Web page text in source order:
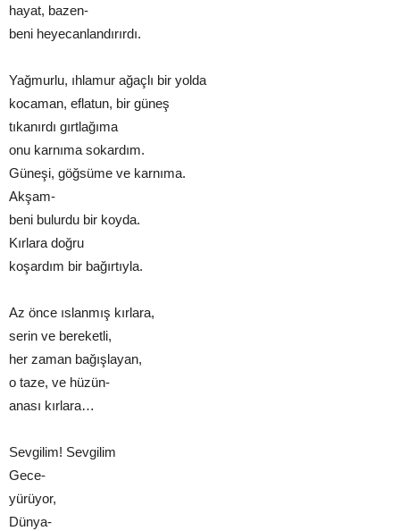
hayat, bazen-
beni heyecanlandırırdı.
Yağmurlu, ıhlamur ağaçlı bir yolda
kocaman, eflatun, bir güneş
tıkanırdı gırtlağıma
onu karnıma sokardım.
Güneşi, göğsüme ve karnıma.
Akşam-
beni bulurdu bir koyda.
Kırlara doğru
koşardım bir bağırtıyla.
Az önce ıslanmış kırlara,
serin ve bereketli,
her zaman bağışlayan,
o taze, ve hüzün-
anası kırlara…
Sevgilim! Sevgilim
Gece-
yürüyor,
Dünya-